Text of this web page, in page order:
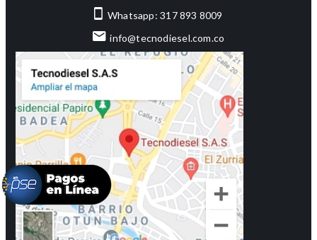
Whatsapp: 317 893 8009
info@tecnodiesel.com.co